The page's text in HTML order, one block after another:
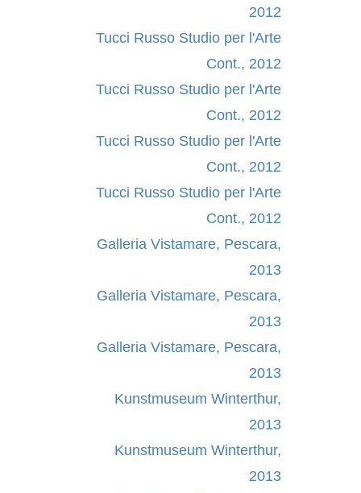
2012
Tucci Russo Studio per l'Arte
Cont., 2012
Tucci Russo Studio per l'Arte
Cont., 2012
Tucci Russo Studio per l'Arte
Cont., 2012
Tucci Russo Studio per l'Arte
Cont., 2012
Galleria Vistamare, Pescara,
2013
Galleria Vistamare, Pescara,
2013
Galleria Vistamare, Pescara,
2013
Kunstmuseum Winterthur,
2013
Kunstmuseum Winterthur,
2013